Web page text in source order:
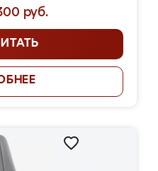
руб.